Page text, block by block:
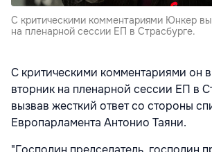
С критическими комментариями Юнкер
на пленарной сессии ЕП в Страсбурге.
С критическими комментариями он
вторник на пленарной сессии ЕП в
вызвав жесткий ответ со стороны
Европарламента Антонио Таяни.